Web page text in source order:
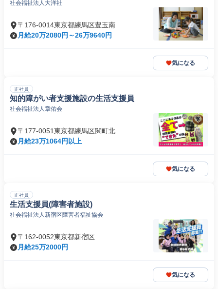
社会福祉法人大洋社
〒176-0014東京都練馬区豊玉南
月給20万2080円～26万9640円
気になる
正社員
知的障がい者支援施設の生活支援員
社会福祉法人章佑会
〒177-0051東京都練馬区関町北
月給23万1064円以上
気になる
正社員
生活支援員(障害者施設)
社会福祉法人新宿区障害者福祉協会
〒162-0052東京都新宿区
月給25万2000円
気になる